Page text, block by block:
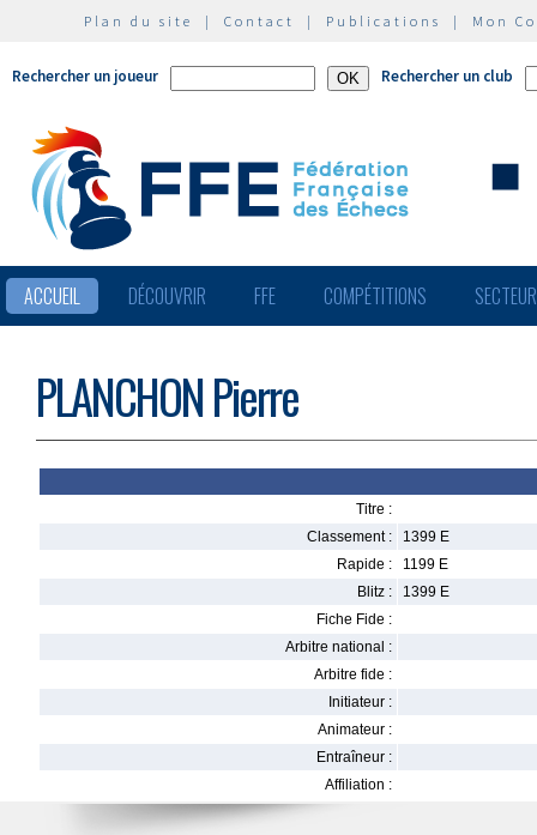
Plan du site | Contact | Publications | Mon
Rechercher un joueur Rechercher un club
ACCUEIL DÉCOUVRIR FFE COMPÉTITIONS
PLANCHON Pierre
Titre :
Classement :
1399 E
Rapide :
1199 E
Blitz :
1399 E
Fiche Fide :
Arbitre national :
Arbitre fide :
Initiateur :
Animateur :
Entraîneur :
Affiliation :